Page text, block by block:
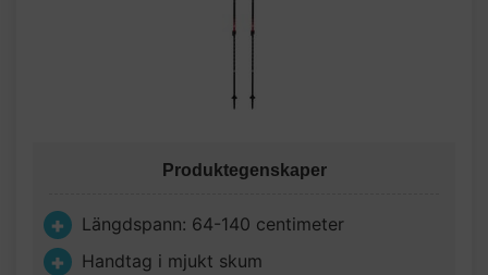
Produktegenskaper
Längdspann: 64-140 centimeter
Handtag i mjukt skum